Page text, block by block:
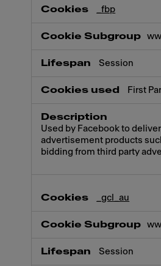
_fbp
Session
First
Used by Facebook to
advertisement products
bidding from third party
_gcl_au
Session